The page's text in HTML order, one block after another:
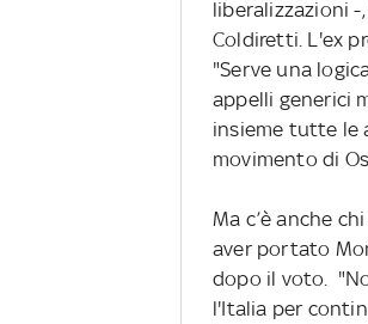
liberalizzazioni -
Coldiretti. L'ex
"Serve una
appelli generici
insieme tutte le
movimento di
Ma c’è anche
aver portato
dopo il voto.
l'Italia per